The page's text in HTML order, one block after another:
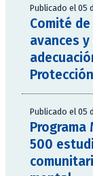
Publicado el 05
Comité
avances
Publicado el 05
Programa
500